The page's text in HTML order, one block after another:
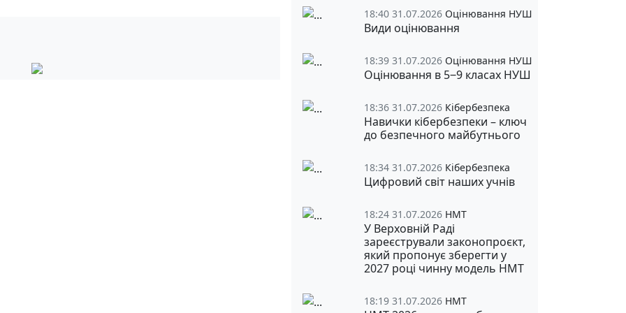
18:40 31.07.2026 Оцінювання НУШ
Види оцінювання
18:39 31.07.2026 Оцінювання НУШ
Оцінювання в 5‒9 класах НУШ
18:36 31.07.2026 Кібербезпека
Навички кібербезпеки – ключ
до безпечного майбутнього
18:34 31.07.2026 Кібербезпека
Цифровий світ наших учнів
18:24 31.07.2026 НМТ
У Верховній Раді
зареєстрували законопроєкт,
який пропонує зберегти у
2027 році чинну модель НМТ
18:19 31.07.2026 НМТ